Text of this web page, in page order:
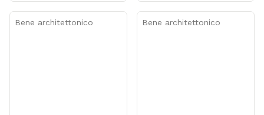
Bene architettonico Bene architettonico